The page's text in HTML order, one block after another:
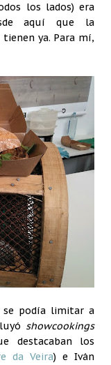
los lados) era
aquí que la
ya. Para mí,
se podía limitar a
showcookings
destacaban los
da Veira) e Iván